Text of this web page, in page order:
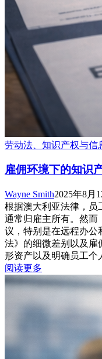
劳动法、知识产权与信
雇佣环境下的知识
Wayne Smith2025年8月
根据澳大利亚法律，员
通常归雇主所有。然而
议，特别是在远程办公
法》的细微差别以及雇
形资产以及明确员工个
阅读更多